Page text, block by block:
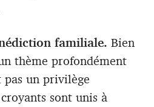
familiale. Bien
thème profondément
pas un privilège
sont unis à